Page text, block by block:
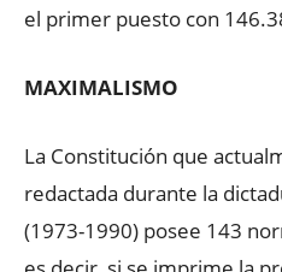
el primer puesto con
MAXIMALISMO
La Constitución que
redactada durante la
(1973-1990) posee 143